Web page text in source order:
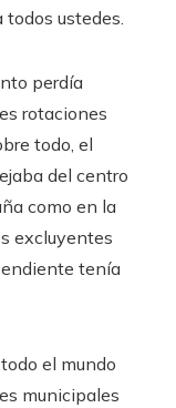
todos ustedes.
perdía
rotaciones
todo, el
del centro
como en la
excluyentes
tenía
el mundo
municipales